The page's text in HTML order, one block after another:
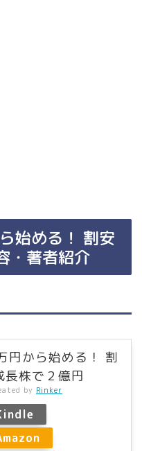
始める！ 割安
・著者紹介
円から始める！ 割
長株で２億円
by Rinker